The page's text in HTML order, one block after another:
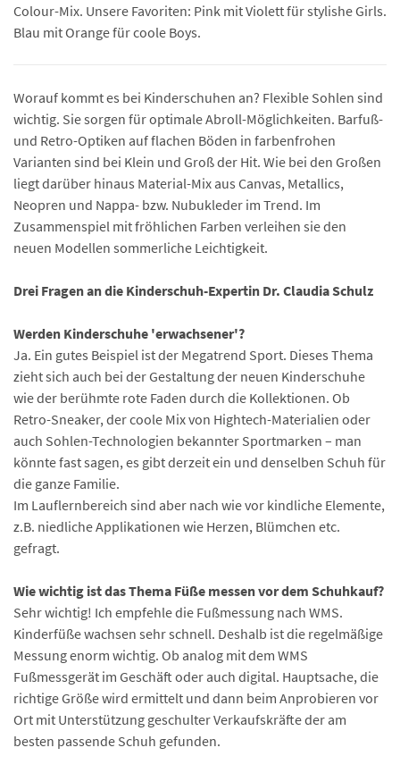
Colour-Mix. Unsere Favoriten: Pink mit Violett für stylishe Girls.
Blau mit Orange für coole Boys.
Worauf kommt es bei Kinderschuhen an? Flexible Sohlen sind
wichtig. Sie sorgen für optimale Abroll-Möglichkeiten. Barfuß-
und Retro-Optiken auf flachen Böden in farbenfrohen
Varianten sind bei Klein und Groß der Hit. Wie bei den Großen
liegt darüber hinaus Material-Mix aus Canvas, Metallics,
Neopren und Nappa- bzw. Nubukleder im Trend. Im
Zusammenspiel mit fröhlichen Farben verleihen sie den
neuen Modellen sommerliche Leichtigkeit.
Drei Fragen an die Kinderschuh-Expertin Dr. Claudia Schulz
Werden Kinderschuhe 'erwachsener'?
Ja. Ein gutes Beispiel ist der Megatrend Sport. Dieses Thema
zieht sich auch bei der Gestaltung der neuen Kinderschuhe
wie der berühmte rote Faden durch die Kollektionen. Ob
Retro-Sneaker, der coole Mix von Hightech-Materialien oder
auch Sohlen-Technologien bekannter Sportmarken – man
könnte fast sagen, es gibt derzeit ein und denselben Schuh für
die ganze Familie.
Im Lauflernbereich sind aber nach wie vor kindliche Elemente,
z.B. niedliche Applikationen wie Herzen, Blümchen etc.
gefragt.
Wie wichtig ist das Thema Füße messen vor dem Schuhkauf?
Sehr wichtig! Ich empfehle die Fußmessung nach WMS.
Kinderfüße wachsen sehr schnell. Deshalb ist die regelmäßige
Messung enorm wichtig. Ob analog mit dem WMS
Fußmessgerät im Geschäft oder auch digital. Hauptsache, die
richtige Größe wird ermittelt und dann beim Anprobieren vor
Ort mit Unterstützung geschulter Verkaufskräfte der am
besten passende Schuh gefunden.